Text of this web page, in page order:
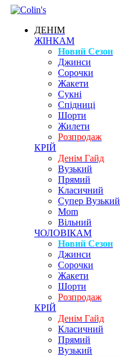
ДЕНІМ
ЖІНКАМ
Новий Сезон
Джинси
Сорочки
Жакети
Сукні
Спідниці
Шорти
Жилети
Розпродаж
КРІЙ
Денім Гайд
Вузький
Прямий
Класичний
Супер Вузький
Mom
Вільний
ЧОЛОВІКАМ
Новий Сезон
Джинси
Сорочки
Жакети
Шорти
Розпродаж
КРІЙ
Денім Гайд
Класичний
Прямий
Вузький